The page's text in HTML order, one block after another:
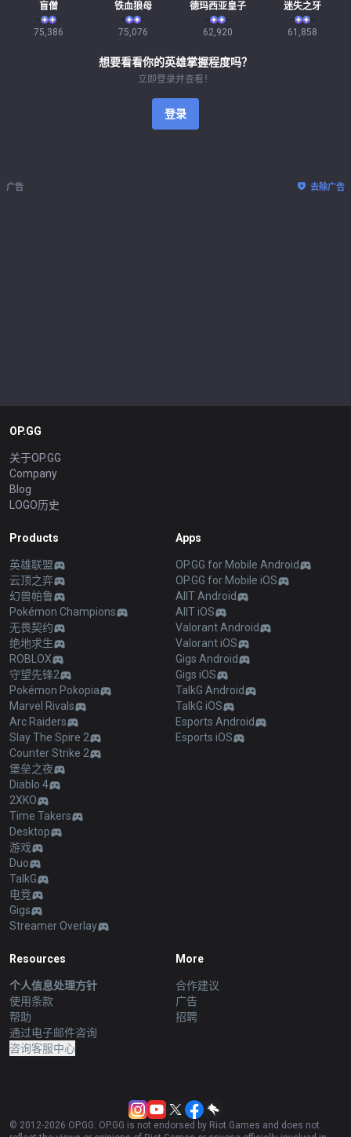
盲僧
75,386
铁血狼母
75,076
德玛西亚皇子
62,920
迷失之牙
61,858
想要看看你的英雄掌握程度吗？
立即登录并查看！
登录
广告 去除广告
OP.GG
关于OP.GG
Company
Blog
LOGO历史
Products
英雄联盟
云顶之弈
幻兽帕鲁
Pokémon Champions
无畏契约
绝地求生
ROBLOX
守望先锋2
Pokémon Pokopia
Marvel Rivals
Arc Raiders
Slay The Spire 2
Counter Strike 2
堡垒之夜
Diablo 4
2XKO
Time Takers
Desktop
游戏
Duo
TalkG
电竞
Gigs
Streamer Overlay
Apps
OP.GG for Mobile Android
OP.GG for Mobile iOS
AllT Android
AllT iOS
Valorant Android
Valorant iOS
Gigs Android
Gigs iOS
TalkG Android
TalkG iOS
Esports Android
Esports iOS
Resources
个人信息处理方针
使用条款
帮助
通过电子邮件咨询
咨询客服中心
More
合作建议
广告
招聘
© 2012-2026 OP.GG. OP.GG is not endorsed by Riot Games and does not